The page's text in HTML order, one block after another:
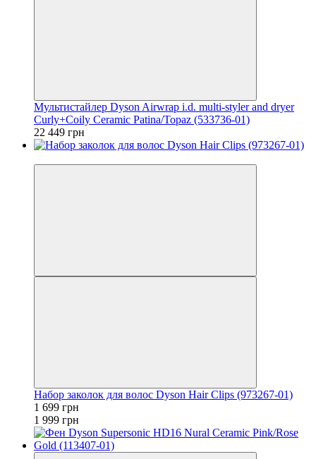
Мультистайлер Dyson Airwrap i.d. multi-styler and dryer
Curly+Coily Ceramic Patina/Topaz (533736-01)
22 449 грн
Набор заколок для волос Dyson Hair Clips (973267-01)
1 699 грн
1 999 грн